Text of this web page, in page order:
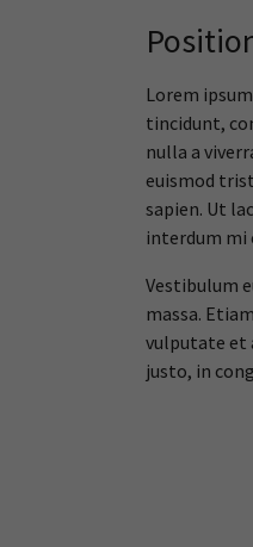
Lorem
tincidunt,
nulla a
euismod
sapien. Ut
interdum mi
Vestibulum
massa.
vulputate et
justo, in